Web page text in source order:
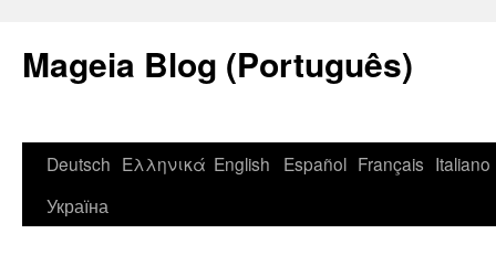
Mageia Blog (Português)
Deutsch Ελληνικά English Español Français Italiano
Україна